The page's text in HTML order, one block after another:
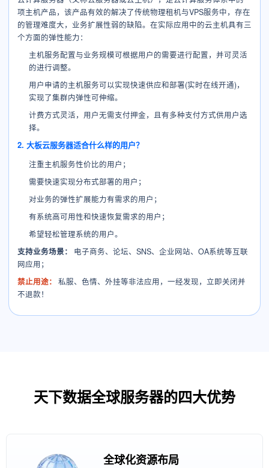
项主机产品，该产品有效的解决了传统物理租机与VPS服务中，存在
的管理难度大，业务扩展性弱的缺陷。在实际应用中的云主机具有三
个方面的弹性能力：
主机服务配置与业务规模可根据用户的需要进行配置，并可灵活
的进行调整。
用户申请的主机服务可以实现快速供应和部署(实时在线开通)，
实现了集群内弹性可伸缩。
计费方式灵活，用户无需支付押金，且有多种支付方式供用户选
择。
2. 大板云服务器适合什么样的用户？
注重主机服务性价比的用户；
需要快速实现分布式部署的用户；
对业务的弹性扩展能力有需求的用户；
有系统高可用性和快速恢复需求的用户；
希望轻松管理系统的用户。
支持业务场景：
电子商务、论坛、SNS、企业网站、OA系统等互联
网应用；
禁止用途：
私服、色情、外挂等非法应用，一经发现，立即关闭并
不退款！
天下数据全球服务器的四大优势
全球化资源布局